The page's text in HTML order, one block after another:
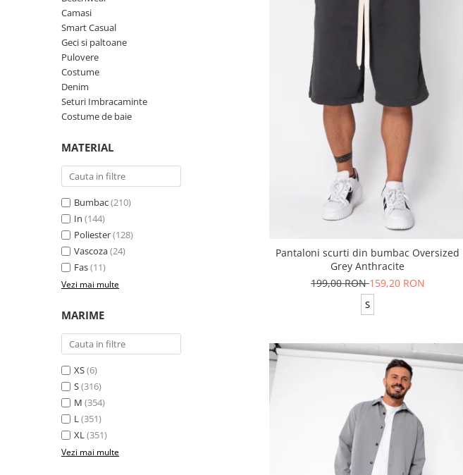
Lenjerie modelatoare
Seturi de Vara
Pantaloni scurti
Produse din IN
Costume de baie
Produse din IN
Costume de baie
Ochelari de Soare
Camasi
Smart Casual
Geci si paltoane
Pulovere
Costume
Denim
Seturi Imbracaminte
Costume de baie
MATERIAL
Bumbac(210)
In (144)
Poliester(128)
Vascoza(24)
Fas(11)
Vezi mai multe
MARIME
XS(6)
S(316)
M (354)
L(351)
XL(351)
Vezi mai multe
Pantaloni scurti din bumbac Oversized
Grey Anthracite
199,00 RON159,20 RON
S